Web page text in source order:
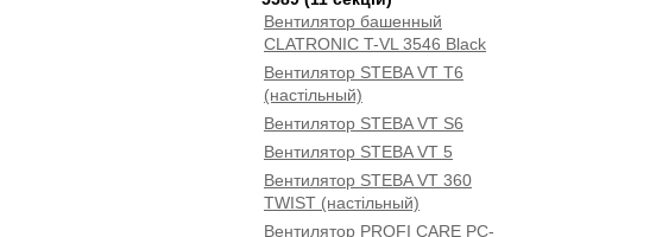
Вентилятор башенный
CLATRONIC T-VL 3546 Black
Вентилятор STEBA VT T6
(настільный)
Вентилятор STEBA VT S6
Вентилятор STEBA VT 5
Вентилятор STEBA VT 360
TWIST (настільный)
Вентилятор PROFI CARE PC-